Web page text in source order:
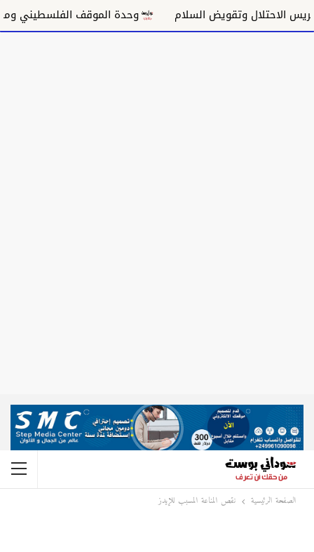
الاحتلال وتقويض السلام وحدة الموقف الفلسطيني
الصفحة الرئيسية نقص المناعة المسبب للإيدز